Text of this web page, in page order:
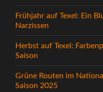
Frühjahr auf Texel: Ein
Narzissen
Herbst auf Texel:
Saison
Grüne Routen im
Saison 2025